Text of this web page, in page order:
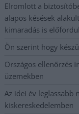
Elromlott a
alapos késések
kimaradás is
Ön szerint hogy
Országos ellenőrzés
üzemekben
Az idei év leglassabb
kiskereskedelemben